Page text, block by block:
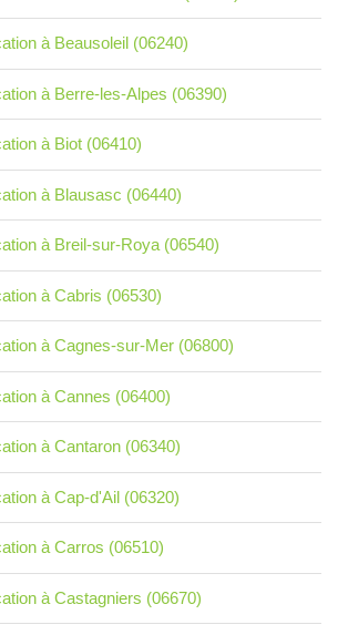
à Beausoleil (06240)
à Berre-les-Alpes (06390)
à Biot (06410)
à Blausasc (06440)
à Breil-sur-Roya (06540)
à Cabris (06530)
à Cagnes-sur-Mer (06800)
à Cannes (06400)
à Cantaron (06340)
à Cap-d'Ail (06320)
à Carros (06510)
à Castagniers (06670)